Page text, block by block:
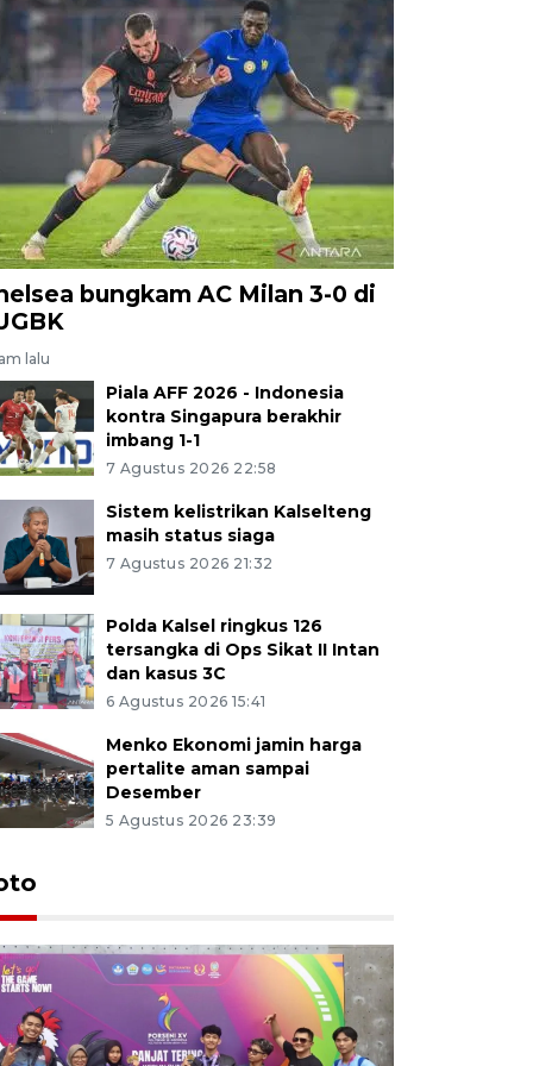
bungkam AC Milan 3-0 di
lalu
Piala AFF 2026 - Indonesia
kontra Singapura berakhir
imbang 1-1
7 Agustus 2026 22:58
Sistem kelistrikan Kalselteng
masih status siaga
7 Agustus 2026 21:32
Polda Kalsel ringkus 126
tersangka di Ops Sikat II Intan
dan kasus 3C
6 Agustus 2026 15:41
Menko Ekonomi jamin harga
pertalite aman sampai
Desember
5 Agustus 2026 23:39